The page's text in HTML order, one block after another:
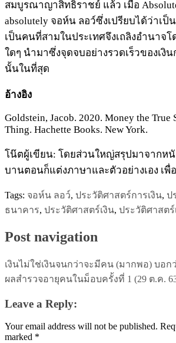
สมบูรณาญาสิทธิราชย์ แล้ว เมื่อ
absolutely จอห์น ลอว์ซึ่งเปรียบได้ว่าเ
เป็นคนที่สามในประเทศจึงเถลิงอำนาจโ
ใดๆ นำมาซึ่งจุดจบอย่างรวดเร็วของเงิ
นั้นในที่สุด
อ้างอิง
Goldstein, Jacob. 2020. Money the True
Thing. Hachette Books. New York.
โน๊ตผู้เขียน: โดยส่วนใหญ่สรุปมาจากหนั
บานตอนก็แต่งภาษาและตัวอย่างเอง เ
Tags: จอห์น ลอว์, ประวัติศาสตร์การเงิน, ป
ธนาคาร, ประวัติศาสตร์เงิน, ประวัติศาสตร์
Post navigation
เงินไม่ใช่เงินจนกว่าจะมีคน (มากพอ) บอก
ผลสำรวจอายุคนในม็อบครั้งที่ 1 (29 ต.ค.
Leave a Reply:
Your email address will not be published.
marked *